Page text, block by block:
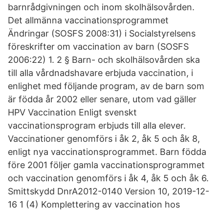
barnrådgivningen och inom skolhälsovården.
Det allmänna vaccinationsprogrammet
Ändringar (SOSFS 2008:31) i Socialstyrelsens
föreskrifter om vaccination av barn (SOSFS
2006:22) 1. 2 § Barn- och skolhälsovården ska
till alla vårdnadshavare erbjuda vaccination, i
enlighet med följande program, av de barn som
är födda år 2002 eller senare, utom vad gäller
HPV Vaccination Enligt svenskt
vaccinationsprogram erbjuds till alla elever.
Vaccinationer genomförs i åk 2, åk 5 och åk 8,
enligt nya vaccinationsprogrammet. Barn födda
före 2001 följer gamla vaccinationsprogrammet
och vaccination genomförs i åk 4, åk 5 och åk 6.
Smittskydd DnrA2012-0140 Version 10, 2019-12-
16 1 (4) Komplettering av vaccination hos